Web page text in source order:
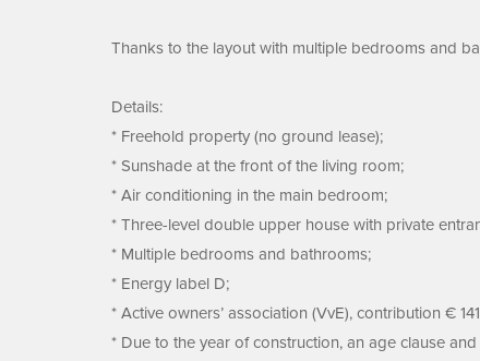
Thanks to the layout with multiple bedrooms and
Details:
* Freehold property (no ground lease);
* Sunshade at the front of the living room;
* Air conditioning in the main bedroom;
* Three-level double upper house with private
* Multiple bedrooms and bathrooms;
* Energy label D;
* Active owners’ association (VvE), contribution €
* Due to the year of construction, an age clause